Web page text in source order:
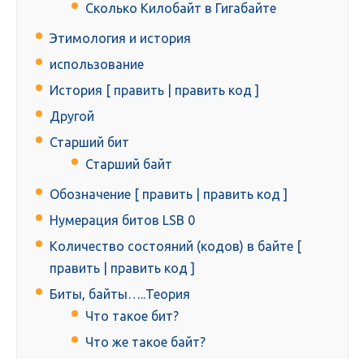
Сколько Килобайт в Гигабайте
Этимология и история
использование
История [ править | править код ]
Другой
Старший бит
Старший байт
Обозначение [ править | править код ]
Нумерация битов LSB 0
Количество состояний (кодов) в байте [
править | править код ]
Биты, байты…..Теория
Что такое бит?
Что же такое байт?